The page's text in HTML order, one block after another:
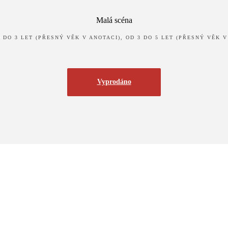
Malá scéna
DO 3 LET (PŘESNÝ VĚK V ANOTACI), OD 3 DO 5 LET (PŘESNÝ VĚK V
Vyprodáno